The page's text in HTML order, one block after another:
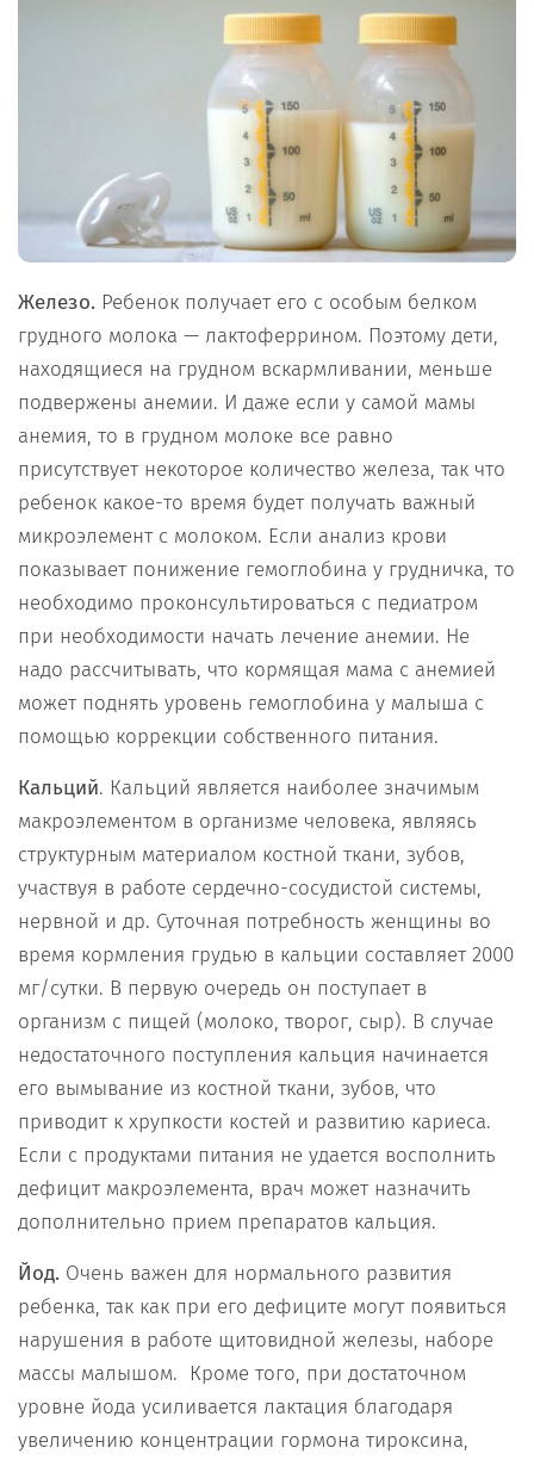
Железо. Ребенок получает его с особым белком
грудного молока — лактоферрином. Поэтому дети,
находящиеся на грудном вскармливании, меньше
подвержены анемии. И даже если у самой мамы
анемия, то в грудном молоке все равно
присутствует некоторое количество железа, так что
ребенок какое-то время будет получать важный
микроэлемент с молоком. Если анализ крови
показывает понижение гемоглобина у грудничка, то
необходимо проконсультироваться с педиатром
при необходимости начать лечение анемии. Не
надо рассчитывать, что кормящая мама с анемией
может поднять уровень гемоглобина у малыша с
помощью коррекции собственного питания.
Кальций. Кальций является наиболее значимым
макроэлементом в организме человека, являясь
структурным материалом костной ткани, зубов,
участвуя в работе сердечно-сосудистой системы,
нервной и др. Суточная потребность женщины во
время кормления грудью в кальции составляет 2000
мг/сутки. В первую очередь он поступает в
организм с пищей (молоко, творог, сыр). В случае
недостаточного поступления кальция начинается
его вымывание из костной ткани, зубов, что
приводит к хрупкости костей и развитию кариеса.
Если с продуктами питания не удается восполнить
дефицит макроэлемента, врач может назначить
дополнительно прием препаратов кальция.
Йод. Очень важен для нормального развития
ребенка, так как при его дефиците могут появиться
нарушения в работе щитовидной железы, наборе
массы малышом. Кроме того, при достаточном
уровне йода усиливается лактация благодаря
увеличению концентрации гормона тироксина,